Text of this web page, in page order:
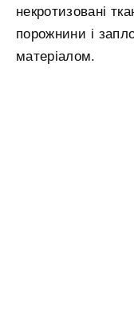
некротизовані
порожнини і
матеріалом.